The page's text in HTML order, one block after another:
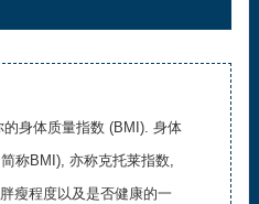
的身体质量指数 (BMI). 身体
称BMI), 亦称克托莱指数,
瘦程度以及是否健康的一